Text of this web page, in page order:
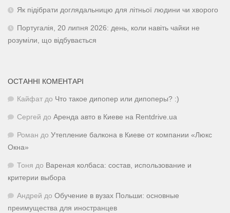
Як підібрати доглядальницю для літньої людини чи хворого
Португалія, 20 липня 2026: день, коли навіть чайки не
розуміли, що відбувається
ОСТАННІ КОМЕНТАРІ
Кайфат до Что такое дипопер или дипоперы? :)
Сергей до Аренда авто в Киеве на Rentdrive.ua
Роман до Утепление балкона в Киеве от компании «Люкс
Окна»
Тоня до Вареная колбаса: состав, использование и
критерии выбора
Андрей до Обучение в вузах Польши: основные
преимущества для иностранцев